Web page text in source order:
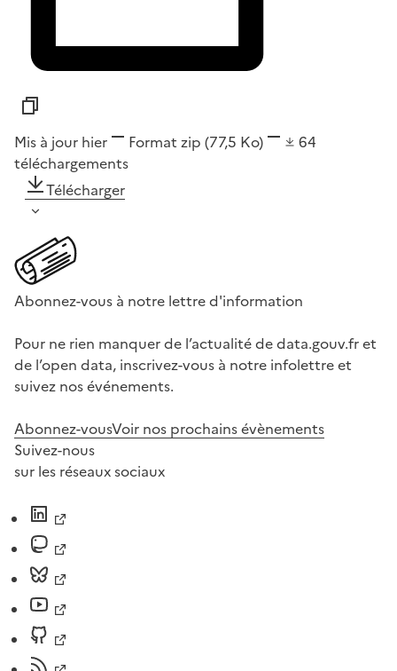
Mis à jour hier Format zip (77,5 Ko)
64
téléchargements
Télécharger
Abonnez-vous à notre lettre d'information
Pour ne rien manquer de l’actualité de data.gouv.fr et
de l’open data, inscrivez-vous à notre infolettre et
suivez nos événements.
Abonnez-vousVoir nos prochains évènements
Suivez-nous
sur les réseaux sociaux